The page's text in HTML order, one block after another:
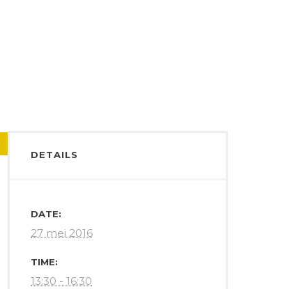
DETAILS
DATE:
27 mei 2016
TIME:
13:30 - 16:30